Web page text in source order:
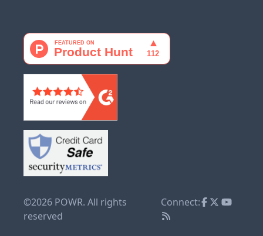
©2026 POWR. All rights
reserved
Connect: